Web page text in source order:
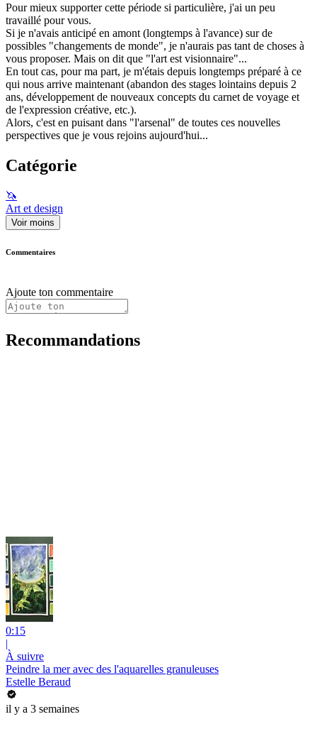
Pour mieux supporter cette période si particulière, j'ai un peu
travaillé pour vous.
Si je n'avais anticipé en amont (longtemps à l'avance) sur de
possibles "changements de monde", je n'aurais pas tant de choses à
vous proposer. Mais on dit que "l'art est visionnaire"...
En tout cas, pour ma part, je m'étais depuis longtemps préparé à ce
qui nous arrive maintenant (abandon des stages lointains depuis 2
ans, développement de nouveaux concepts du carnet de voyage et
de l'expression créative, etc.).
Alors, c'est en puisant dans "l'arsenal" de toutes ces nouvelles
perspectives que je vous rejoins aujourd'hui...
Catégorie
🦄
Art et design
Voir moins
Commentaires
Ajoute ton commentaire
Recommandations
0:15
|
À suivre
Peindre la mer avec des l'aquarelles granuleuses
Estelle Beraud
il y a 3 semaines